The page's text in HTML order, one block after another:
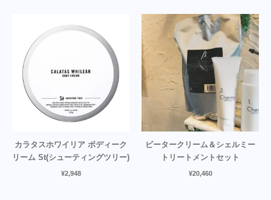
カラタスホワイリア ボディーク
リーム St(シューティングツリー)
¥2,948
ビータークリーム＆シェルミー
トリートメントセット
¥20,460